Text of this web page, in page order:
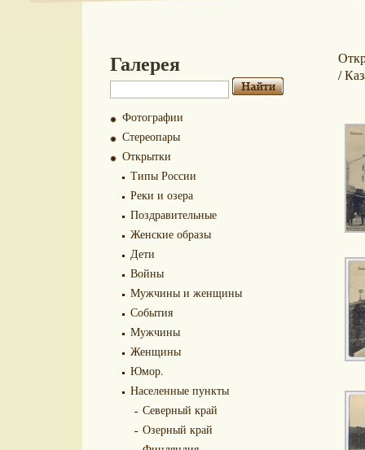
Галерея
Фотографии
Стереопары
Открытки
Типы России
Реки и озера
Поздравительные
Женские образы
Дети
Войны
Мужчины и женщины
События
Мужчины
Женщины
Юмор.
Населенные пункты
Северный край
Озерный край
/